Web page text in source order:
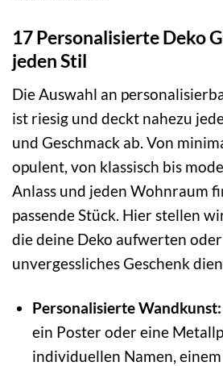
17 Personalisierte Deko
jeden Stil
Die Auswahl an
ist riesig und deckt nahezu
und Geschmack ab. Von
opulent, von klassisch bis
Anlass und jeden Wohnraum
passende Stück. Hier stellen
die deine Deko aufwerten
unvergessliches Geschenk
Personalisierte Wandkunst:
ein Poster oder eine
individuellen Namen,